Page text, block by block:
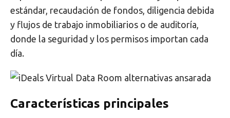
estándar, recaudación de fondos, diligencia debida
y flujos de trabajo inmobiliarios o de auditoría,
donde la seguridad y los permisos importan cada
día.
Características principales